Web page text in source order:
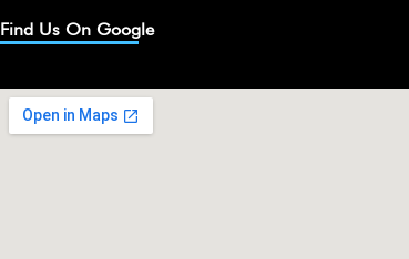
Find Us On Google